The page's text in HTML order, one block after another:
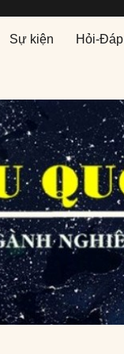
Sự kiện Hỏi-Đáp